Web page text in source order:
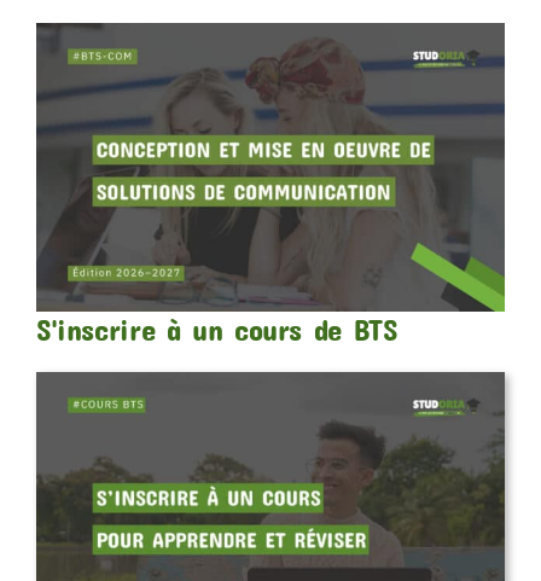
S'inscrire à un cours de BTS